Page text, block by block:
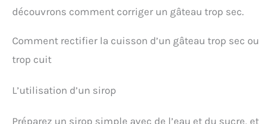
découvrons comment corriger un gâteau trop sec.
Comment rectifier la cuisson d’un gâteau trop sec ou
trop cuit
L’utilisation d’un sirop
Préparez un sirop simple avec de l’eau et du sucre, et